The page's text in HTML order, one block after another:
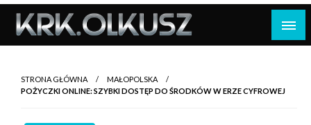
Skip
content
STRONA GŁÓWNA
MAŁOPOLSKA
POŻYCZKI ONLINE: SZYBKI DOSTĘP DO ŚRODKÓW W ERZE CYFROWEJ